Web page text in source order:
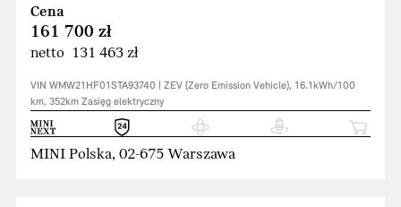
Cena
161 700 zł
netto 131 463 zł
VIN WMW21HF01STA93740 | ZEV (Zero Emission Vehicle), 16.1kWh/100
km, 352km Zasięg elektryczny
MINI Polska, 02-675 Warszawa